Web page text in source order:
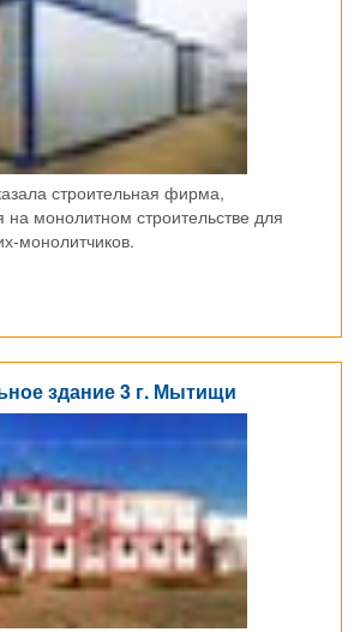
строительная фирма,
монолитном строительстве для
монолитчиков.
здание 3 г. Мытищи